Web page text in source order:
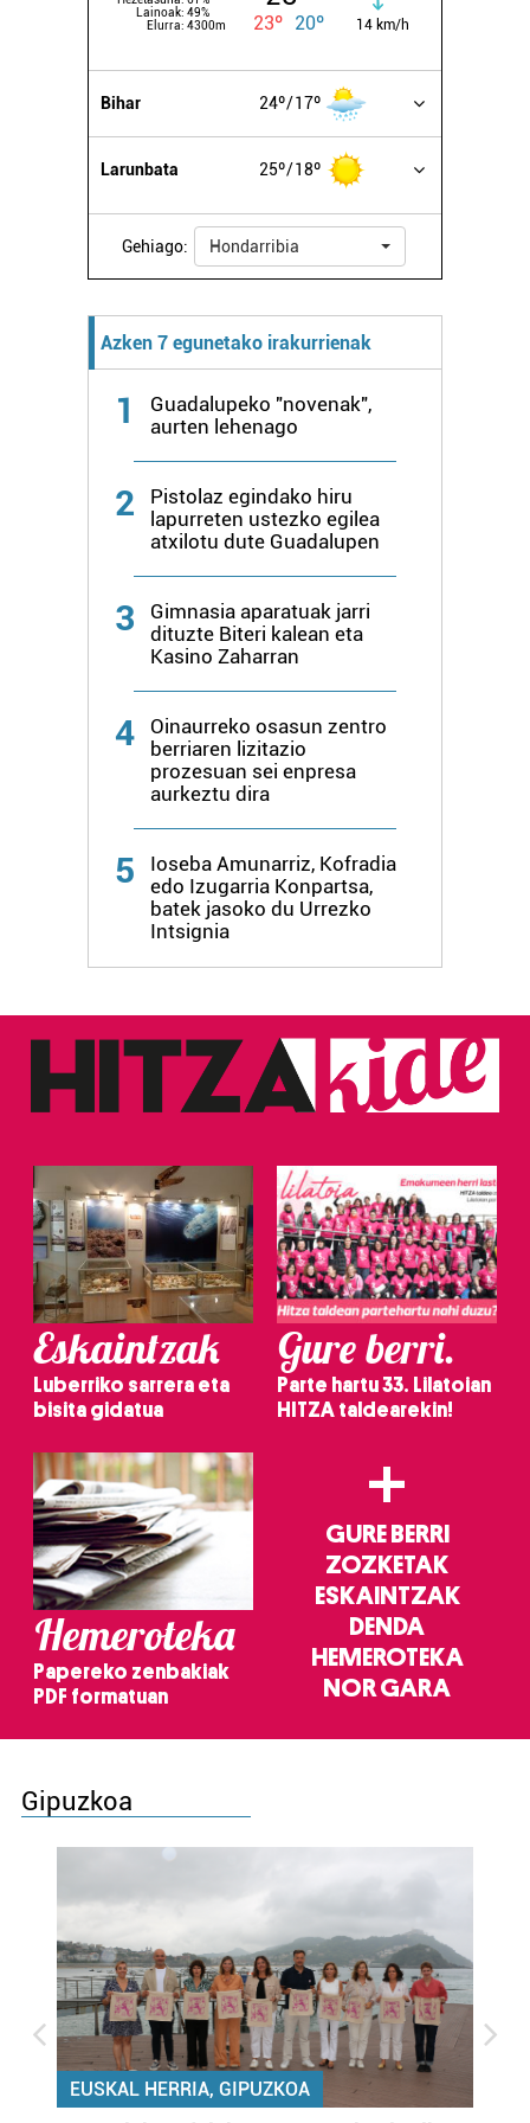
Lainoak: 49%
Elurra: 4300m 23º 20º 14 km/h
Bihar 24º 17º
Larunbata 25º 18º
Gehiago: Hondarribia
Azken 7 egunetako irakurrienak
1
Guadalupeko "novenak",
aurten lehenago
2
Pistolaz egindako hiru
lapurreten ustezko egilea
atxilotu dute Guadalupen
3
Gimnasia aparatuak jarri
dituzte Biteri kalean eta
Kasino Zaharran
4
Oinaurreko osasun zentro
berriaren lizitazio
prozesuan sei enpresa
aurkeztu dira
5
Ioseba Amunarriz, Kofradia
edo Izugarria Konpartsa,
batek jasoko du Urrezko
Intsignia
Eskaintzak
Luberriko sarrera eta
bisita gidatua
Gure berri.
Parte hartu 33. Lilatoian
HITZA taldearekin!
Hemeroteka
Papereko zenbakiak
PDF formatuan
+
GURE BERRI
ZOZKETAK
ESKAINTZAK
DENDA
HEMEROTEKA
NOR GARA
Gipuzkoa
EUSKAL HERRIA, GIPUZKOA